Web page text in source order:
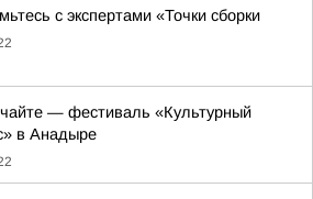
с экспертами «Точки сборки
— фестиваль «Культурный
в Анадыре